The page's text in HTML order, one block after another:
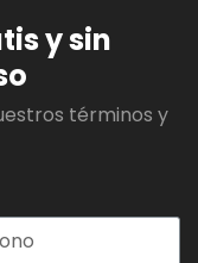
y sin
términos y